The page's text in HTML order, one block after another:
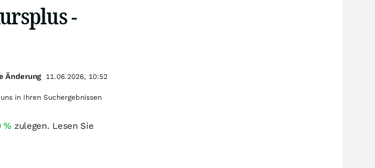
-
% zulegen. Lesen Sie
Änderung 11.06.2026, 10:52
in Ihren Suchergebnissen